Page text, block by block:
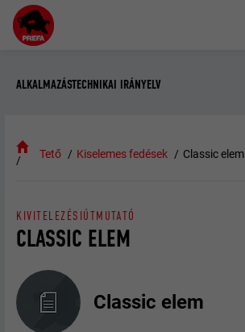
ALKALMAZÁSTECHNIKAI IRÁNYELV
Tető Kiselemes fedések Classic elem
CLASSIC ELEM
KIVITELEZÉSIÚTMUTATÓ
Classic elem